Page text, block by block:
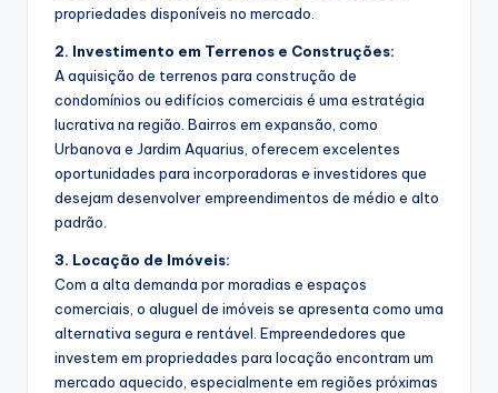
propriedades disponíveis no mercado.
2. Investimento em Terrenos e Construções:
A aquisição de terrenos para construção de
condomínios ou edifícios comerciais é uma estratégia
lucrativa na região. Bairros em expansão, como
Urbanova e Jardim Aquarius, oferecem excelentes
oportunidades para incorporadoras e investidores que
desejam desenvolver empreendimentos de médio e alto
padrão.
3. Locação de Imóveis:
Com a alta demanda por moradias e espaços
comerciais, o aluguel de imóveis se apresenta como uma
alternativa segura e rentável. Empreendedores que
investem em propriedades para locação encontram um
mercado aquecido, especialmente em regiões próximas